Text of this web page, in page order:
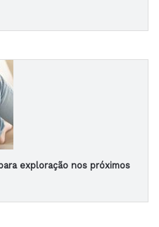
exploração nos próximos